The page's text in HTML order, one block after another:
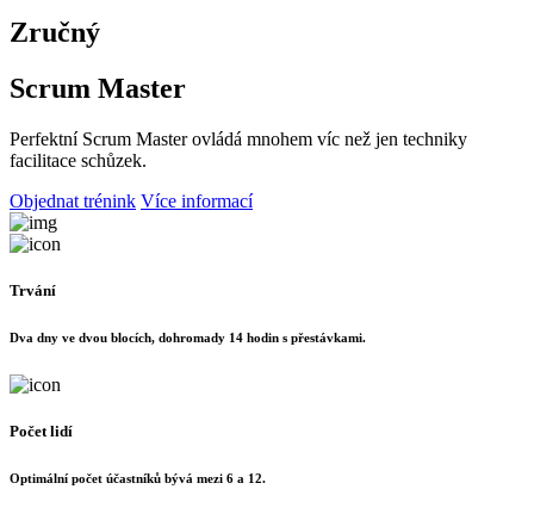
Zručný
Scrum Master
Perfektní Scrum Master ovládá mnohem víc než jen techniky
facilitace schůzek.
Objednat trénink Více informací
Trvání
Dva dny ve dvou blocích, dohromady 14 hodin s přestávkami.
Počet lidí
Optimální počet účastníků bývá mezi 6 a 12.